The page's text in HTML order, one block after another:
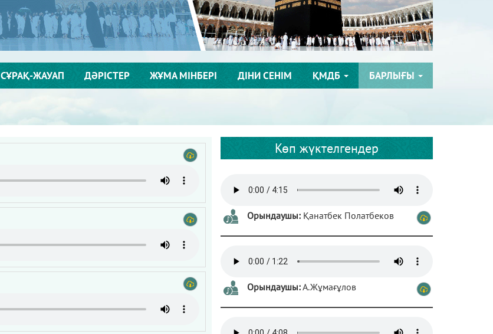
СҰРАҚ-ЖАУАП ДӘРІСТЕР ЖҰМА МІНБЕРІ ДІНИ СЕНІМ ҚМДБ БАРЛЫҒЫ
Көп жүктелгендер
Орындаушы: Қанатбек Полатбеков
Орындаушы:А.Жұмағұлов